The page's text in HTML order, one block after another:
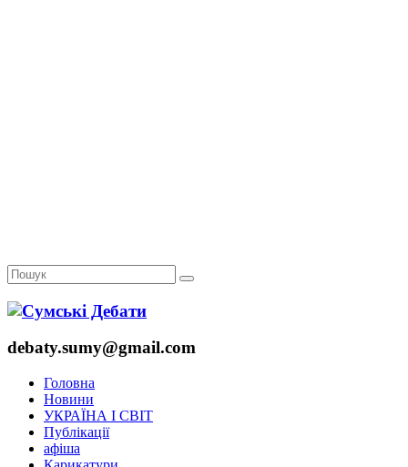
debaty.sumy@gmail.com
Головна
Новини
УКРАЇНА І СВІТ
Публікації
афіша